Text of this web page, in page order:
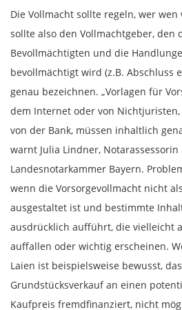
Die Vollmacht sollte regeln, wer
sollte also den Vollmachtgeber, den
Bevollmächtigten und die
bevollmächtigt wird (z.B. Abschluss
genau bezeichnen. „Vorlagen für
dem Internet oder von Nichtjuristen,
von der Bank, müssen inhaltlich
warnt Julia Lindner, Notarassessorin
Landesnotarkammer Bayern.
wenn die Vorsorgevollmacht nicht
ausgestaltet ist und bestimmte
ausdrücklich aufführt, die vielleicht
auffallen oder wichtig erscheinen.
Laien ist beispielsweise bewusst,
Grundstücksverkauf an einen
Kaufpreis fremdfinanziert, nicht